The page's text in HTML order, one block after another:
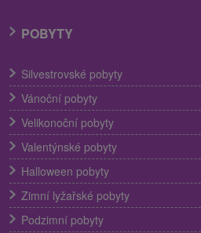
POBYTY
Silvestrovské pobyty
Vánoční pobyty
Velikonoční pobyty
Valentýnské pobyty
Halloween pobyty
Zimní lyžařské pobyty
Podzimní pobyty